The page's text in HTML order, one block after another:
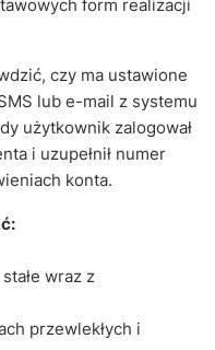
form realizacji
czy ma ustawione
lub e-mail z systemu
użytkownik zalogował
i uzupełnił numer
konta.
wraz z
przewlekłych i